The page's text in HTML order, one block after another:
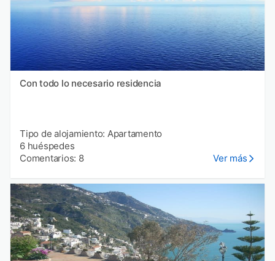
Con todo lo necesario residencia
Tipo de alojamiento: Apartamento
6 huéspedes
Comentarios: 8
Ver más